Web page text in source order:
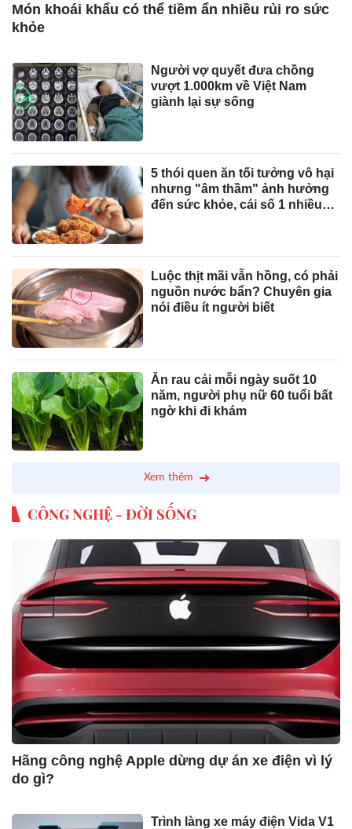
Món khoái khẩu có thể tiềm ẩn nhiều rủi ro sức
khỏe
Người vợ quyết đưa chồng
vượt 1.000km về Việt Nam
giành lại sự sống
5 thói quen ăn tối tưởng vô hại
nhưng "âm thầm" ảnh hưởng
đến sức khỏe, cái số 1 nhiều
Luộc thịt mãi vẫn hồng, có phải
nguồn nước bẩn? Chuyên gia
nói điều ít người biết
Ăn rau cải mỗi ngày suốt 10
năm, người phụ nữ 60 tuổi bất
ngờ khi đi khám
Xem thêm
CÔNG NGHỆ - ĐỜI SỐNG
Hãng công nghệ Apple dừng dự án xe điện vì lý
do gì?
Trình làng xe máy điện Vida V1